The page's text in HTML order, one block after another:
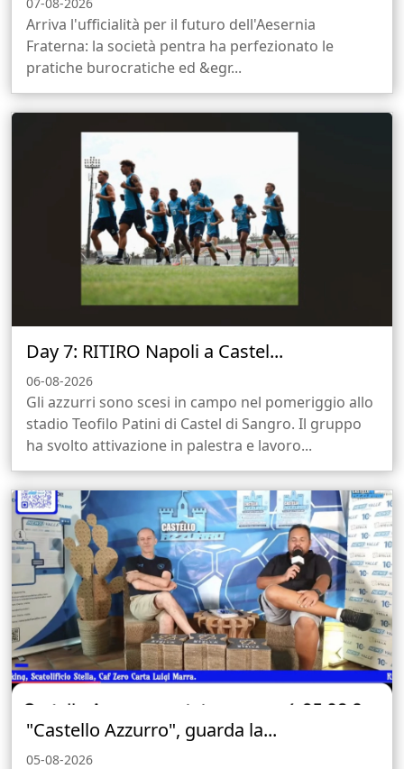
Arriva l'ufficialità per il futuro dell'Aesernia
Fraterna: la società pentra ha perfezionato le
pratiche burocratiche ed &egr...
Day 7: RITIRO Napoli a Castel...
06-08-2026
Gli azzurri sono scesi in campo nel pomeriggio allo
stadio Teofilo Patini di Castel di Sangro. Il gruppo
ha svolto attivazione in palestra e lavoro...
"Castello Azzurro", guarda la...
05-08-2026